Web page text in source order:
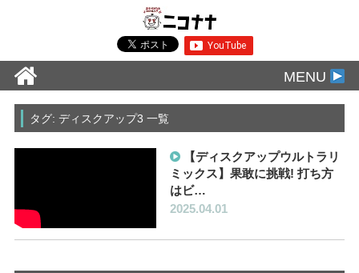
MENU
タグ: ディスクアップ3 一覧
【ディスクアップウルトラリ
ミックス】果敢に挑戦! 打ち方
はビ…
2025.04.01